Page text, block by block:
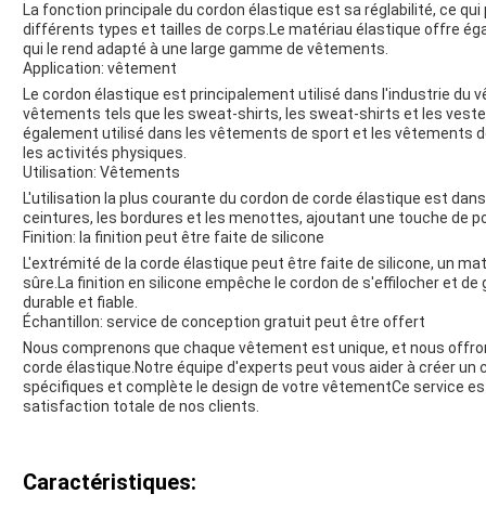
La fonction principale du cordon élastique est sa réglabilité, ce
différents types et tailles de corps.Le matériau élastique offre
qui le rend adapté à une large gamme de vêtements.
Application: vêtement
Le cordon élastique est principalement utilisé dans l'industrie du
vêtements tels que les sweat-shirts, les sweat-shirts et les
également utilisé dans les vêtements de sport et les vêtements
les activités physiques.
Utilisation: Vêtements
L'utilisation la plus courante du cordon de corde élastique est
ceintures, les bordures et les menottes, ajoutant une touche de
Finition: la finition peut être faite de silicone
L'extrémité de la corde élastique peut être faite de silicone, un
sûre.La finition en silicone empêche le cordon de s'effilocher et
durable et fiable.
Échantillon: service de conception gratuit peut être offert
Nous comprenons que chaque vêtement est unique, et nous
corde élastique.Notre équipe d'experts peut vous aider à créer un
spécifiques et complète le design de votre vêtementCe service
satisfaction totale de nos clients.
Caractéristiques: